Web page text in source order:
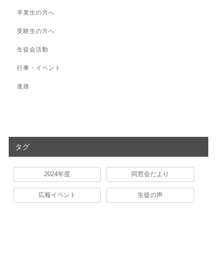
卒業生の方へ
受験生の方へ
生徒会活動
行事・イベント
進路
タグ
2024年度 同窓会だより
広報イベント 生徒の声